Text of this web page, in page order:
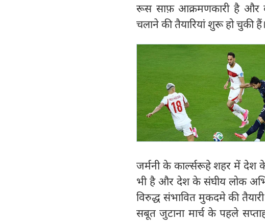
रूस साफ़ आक्रमणकारी है और
चलाने की तैयारियां शुरू हो चुकी हैं।
जर्मनी के कार्ल्सरूहे शहर में देश के
भी है और देश के संघीय लोक
विरुद्ध संभावित मुकदमे की
सबूत जुटाना मार्च के पहले